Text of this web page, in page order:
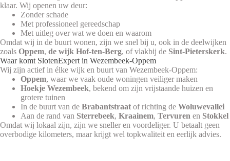
klaar. Wij openen uw deur:
Zonder schade
Met professioneel gereedschap
Met uitleg over wat we doen en waarom
Omdat wij in de buurt wonen, zijn we snel bij u, ook in de deelwijken
zoals Oppem, de wijk Hof-ten-Berg, of vlakbij de Sint-Pieterskerk.
Waar komt SlotenExpert in Wezembeek-Oppem
Wij zijn actief in élke wijk en buurt van Wezembeek-Oppem:
Oppem, waar we vaak oude woningen veiliger maken
Hoekje Wezembeek, bekend om zijn vrijstaande huizen en
grotere tuinen
In de buurt van de Brabantstraat of richting de Woluwevallei
Aan de rand van Sterrebeek, Kraainem, Tervuren en Stokkel
Omdat wij lokaal zijn, zijn we sneller en voordeliger. U betaalt geen
overbodige kilometers, maar krijgt wel topkwaliteit en eerlijk advies.